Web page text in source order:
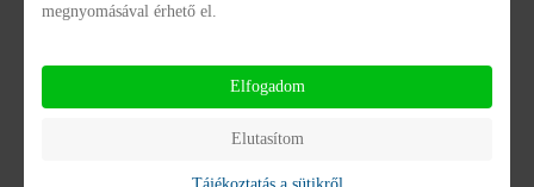
adatvédelmi rendeletében (GDPR: General Data
szabályok tekintetében felülvizsgáltuk és elkötelezettek
vagyunk aziránt, hogy az abban, valamint a hazai
megnyomásával érhető el.
Elfogadom
Elutasítom
Tájékoztatás a sütikről